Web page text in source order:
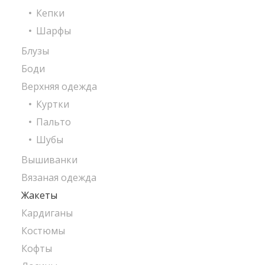
Кепки
Шарфы
Блузы
Боди
Верхняя одежда
Куртки
Пальто
Шубы
Вышиванки
Вязаная одежда
Жакеты
Кардиганы
Костюмы
Кофты